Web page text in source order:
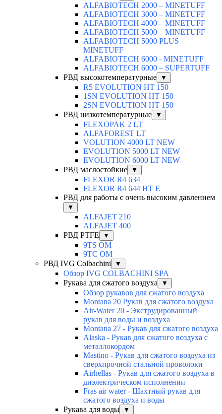
ALFABIOTECH 2000 – MINETUFF
ALFABIOTECH 3000 – MINETUFF
ALFABIOTECH 4000 – MINETUFF
ALFABIOTECH 5000 – MINETUFF
ALFABIOTECH 5000 PLUS –
MINETUFF
ALFABIOTECH 6000 - MINETUFF
ALFABIOTECH 6000 – SUPERTUFF
РВД высокотемпературные
▼
R5 EVOLUTION HT 150
1SN EVOLUTION HT 150
2SN EVOLUTION HT 150
РВД низкотемпературные
▼
FLEXOPAK 2 LT
ALFAFOREST LT
VOLUTION 4000 LT NEW
EVOLUTION 5000 LT NEW
EVOLUTION 6000 LT NEW
РВД маслостойкие
▼
FLEXOR R4 634
FLEXOR R4 644 HT E
РВД для работы с очень высоким давлением
▼
ALFAJET 210
ALFAJET 400
РВД PTFE
▼
9TS OM
9TC OM
РВД IVG Colbachini
▼
Обзор IVG COLBACHINI SPA
Рукава для сжатого воздуха
▼
Обзор рукавов для сжатого воздуха
Montana 20 Рукав для сжатого воздуха
Air-Water 20 - Экструдированный
рукав для воды и воздуха
Montana 27 - Рукав для сжатого воздуха
Alaska - Рукав для сжатого воздуха с
металлокордом
Mastino - Рукав для сжатого воздуха из
сверхпрочной стальной проволоки
Airhellas - Рукав для сжатого воздуха в
диэлектрическом исполнении
Fras air water - Шахтный рукав для
сжатого воздуха и воды
Рукава для воды
▼